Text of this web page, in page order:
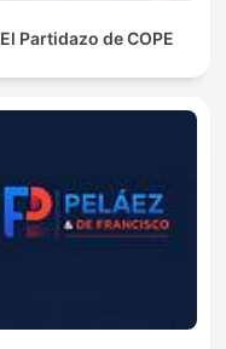
El Partidazo de COPE